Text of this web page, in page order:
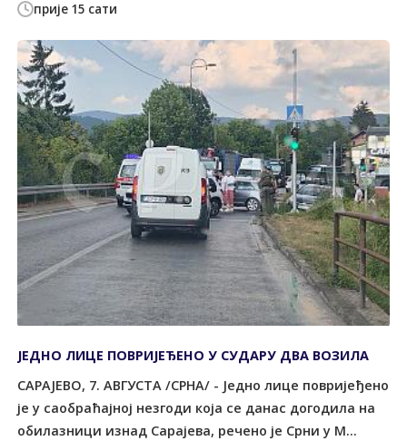
прије 15 сати
ЈЕДНО ЛИЦЕ ПОВРИЈЕЂЕНО У СУДАРУ ДВА ВОЗИЛА
САРАЈЕВО, 7. АВГУСТА /СРНА/ - Једно лице повријеђено
је у саобраћајној незгоди која се данас догодила на
обилазници изнад Сарајева, речено је Срни у М...